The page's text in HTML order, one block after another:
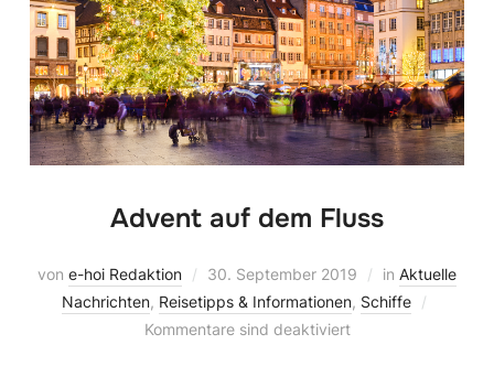
Advent auf dem Fluss
von e-hoi Redaktion 30. September 2019 in Aktuelle
Nachrichten, Reisetipps & Informationen, Schiffe
Kommentare sind deaktiviert